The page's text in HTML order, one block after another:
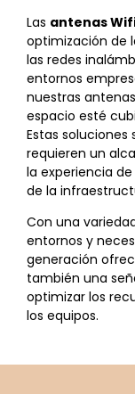
Las antenas
optimización de
las redes
entornos
nuestras
espacio esté
Estas soluciones
requieren un
la experiencia
de la
Con una
entornos y
generación
también una
optimizar los
los equipos.